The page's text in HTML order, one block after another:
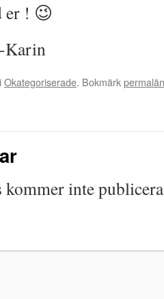
er ! 😉
Karin
Okategoriserade. Bokmärk
kommer inte